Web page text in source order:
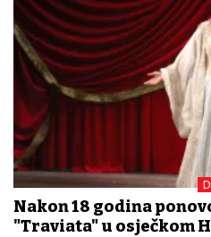
Nakon 18 godina
"Traviata" u osječkom